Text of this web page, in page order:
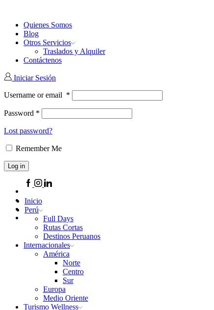
Quienes Somos
Blog
Otros Servicios
Traslados y Alquiler
Contáctenos
Iniciar Sesión
Username or email *
Password *
Lost password?
Remember Me
Log in
Facebook
Instagram
Linkedin
Inicio
Perú
Full Days
Rutas Cortas
Destinos Peruanos
Internacionales
América
Norte
Centro
Sur
Europa
Medio Oriente
Turismo Wellness